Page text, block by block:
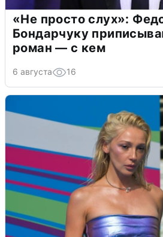
«Не просто слух»:
Бондарчуку
роман — с кем
6 августа 16